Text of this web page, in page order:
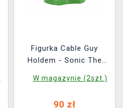
Figurka Cable Guy
Holdem - Sonic The
W magazynie (2szt.)
90 zł